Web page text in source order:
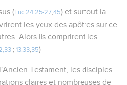
( Luc 24.25-27 45) et surtout la
les yeux des apôtres sur ce
Alors ils comprirent les
; 13.33 35)
Testament, les disciples
claires et nombreuses de